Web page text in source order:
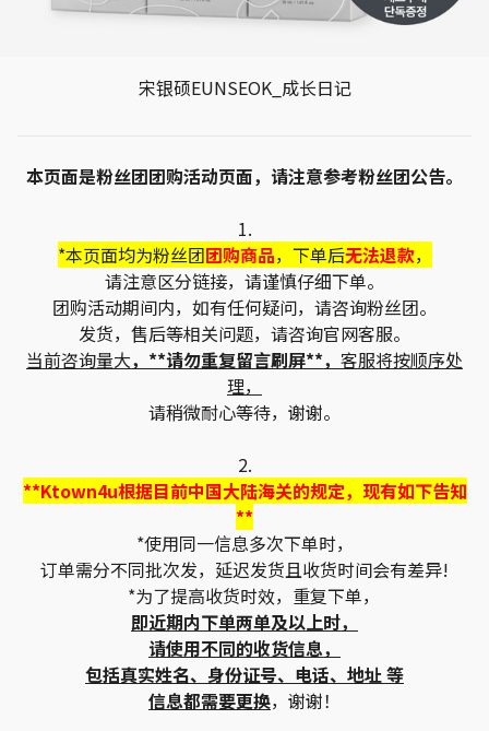
宋银硕EUNSEOK_成长日记
本页面是粉丝团团购活动页面，请注意参考粉丝团公告。
1.
*本页面均为粉丝团团购商品，下单后无法退款，
请注意区分链接，请谨慎仔细下单。
团购活动期间内，如有任何疑问，请咨询粉丝团。
发货，售后等相关问题，请咨询官网客服。
当前咨询量大，**请勿重复留言刷屏**， 客服将按顺序处
理，
请稍微耐心等待，谢谢。
2.
**Ktown4u根据目前中国大陆海关的规定，现有如下告知
**
*使用同一信息多次下单时，
订单需分不同批次发，延迟发货且收货时间会有差异!
*为了提高收货时效，重复下单，
即近期内下单两单及以上时，
请使用不同的收货信息，
包括真实姓名、身份证号、电话、地址 等
信息都需要更换，谢谢！